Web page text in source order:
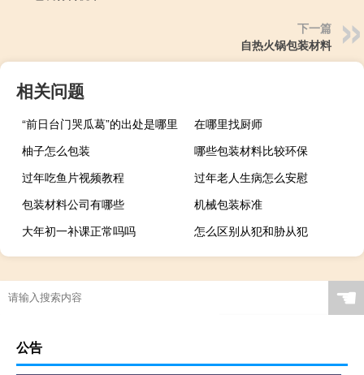
下一篇
自热火锅包装材料
相关问题
“前日台门哭瓜葛”的出处是哪里
在哪里找厨师
柚子怎么包装
哪些包装材料比较环保
过年吃鱼片视频教程
过年老人生病怎么安慰
包装材料公司有哪些
机械包装标准
大年初一补课正常吗吗
怎么区别从犯和胁从犯
☚
公告